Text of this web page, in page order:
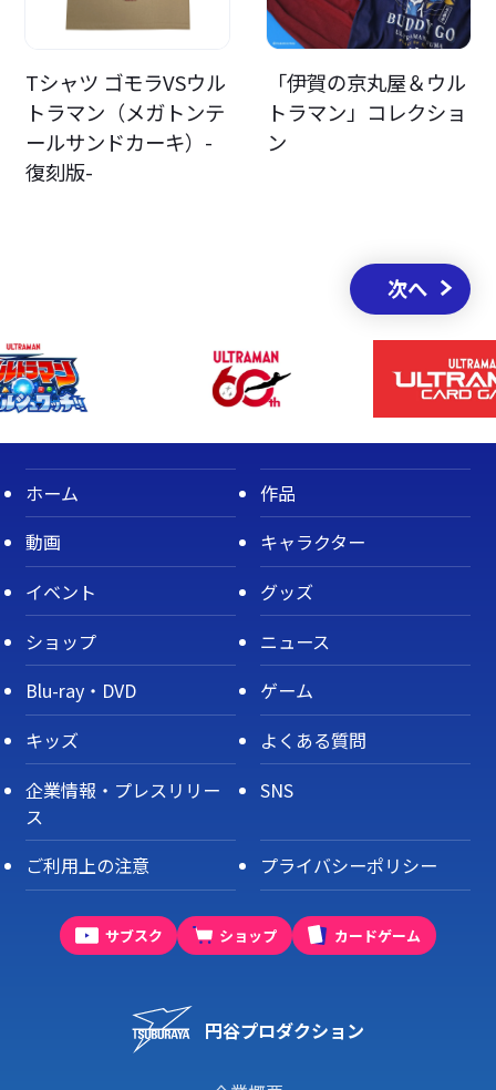
Tシャツ ゴモラVSウル
トラマン（メガトンテ
ールサンドカーキ）-
復刻版-
「伊賀の京丸屋＆ウル
トラマン」コレクショ
ン
次へ
ホーム
作品
動画
キャラクター
イベント
グッズ
ショップ
ニュース
Blu-ray・DVD
ゲーム
キッズ
よくある質問
企業情報・プレスリリー
ス
SNS
ご利用上の注意 プライバシーポリシー
サブスク ショップ カードゲーム
円谷プロダクション